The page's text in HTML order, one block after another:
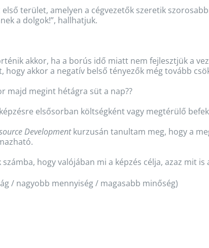
terület, amelyen a cégvezetők szeretik
a dolgok!”, hallhatjuk.
akkor, ha a borús idő miatt nem fejlesztjük a
akkor a negatív belső tényezők még tovább
majd megint hétágra süt a nap??
elsősorban költségként vagy megtérülő
Developmentkurzusán tanultam meg, hogy a
hogy valójában mi a képzés célja, azaz mit is
/ nagyobb mennyiség / magasabb minőség)